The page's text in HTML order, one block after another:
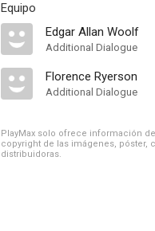
Equipo
Edgar Allan Woolf
Additional Dialogue
Florence Ryerson
Additional Dialogue
PlayMax solo ofrece información
copyright de las imágenes, póster,
distribuidoras.